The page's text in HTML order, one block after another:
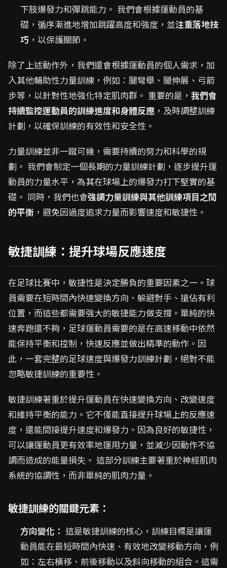
下肢爆發力和彈跳能力。 我們會根據運動員的基
礎，循序漸進地增加跳躍高度和強度，並注重落地技
巧 ，以保護關節。
除了上述動作外，我們還會根據運動員的個人需求，加
入其他輔助性力量訓練，例如：腿彎舉、腿伸展、弓箭
步等，以針對性地強化特定肌肉群。 重要的是， 我們會
持續監控運動員的訓練進度和身體反應 ，及時調整訓練
計劃，以確保訓練的有效性和安全性。
力量訓練並非一蹴可幾，需要持續的努力和科學的規
劃。 我們會制定一個長期的力量訓練計劃，逐步提升運
動員的力量水平，為其在球場上的爆發力打下堅實的基
礎。 同時，我們也會強調力量訓練與其他訓練項目之間
的平衡 ，避免因過度追求力量而影響速度和敏捷性。
敏捷訓練：提升球場反應速度
在足球比賽中，敏捷性是決定勝負的重要因素之一。球
員需要在短時間內快速變換方向、躲避對手、搶佔有利
位置，而這些都需要強大的敏捷能力做支撐。單純的快
速奔跑還不夠，足球運動員需要的是在高速移動中依然
能保持平衡和控制，快速反應並做出精準的動作。因
此，一套完整的足球速度與爆發力訓練計劃，絕對不能
忽略敏捷訓練的重要性。
敏捷訓練著重於提升運動員在快速變換方向、改變速度
和維持平衡的能力。它不僅能直接提升球場上的反應速
度，還能間接提升速度和爆發力。因為良好的敏捷性，
可以讓運動員更有效率地運用力量，並減少因動作不協
調而造成的能量損失。 這部分訓練主要著重於神經肌肉
系統的協調性，而非單純的肌肉力量。
敏捷訓練的關鍵元素：
方向變化： 這是敏捷訓練的核心，訓練目標是讓運
動員能在最短時間內快速、有效地改變移動方向，例
如：左右橫移、前後移動以及斜向移動的組合。這需